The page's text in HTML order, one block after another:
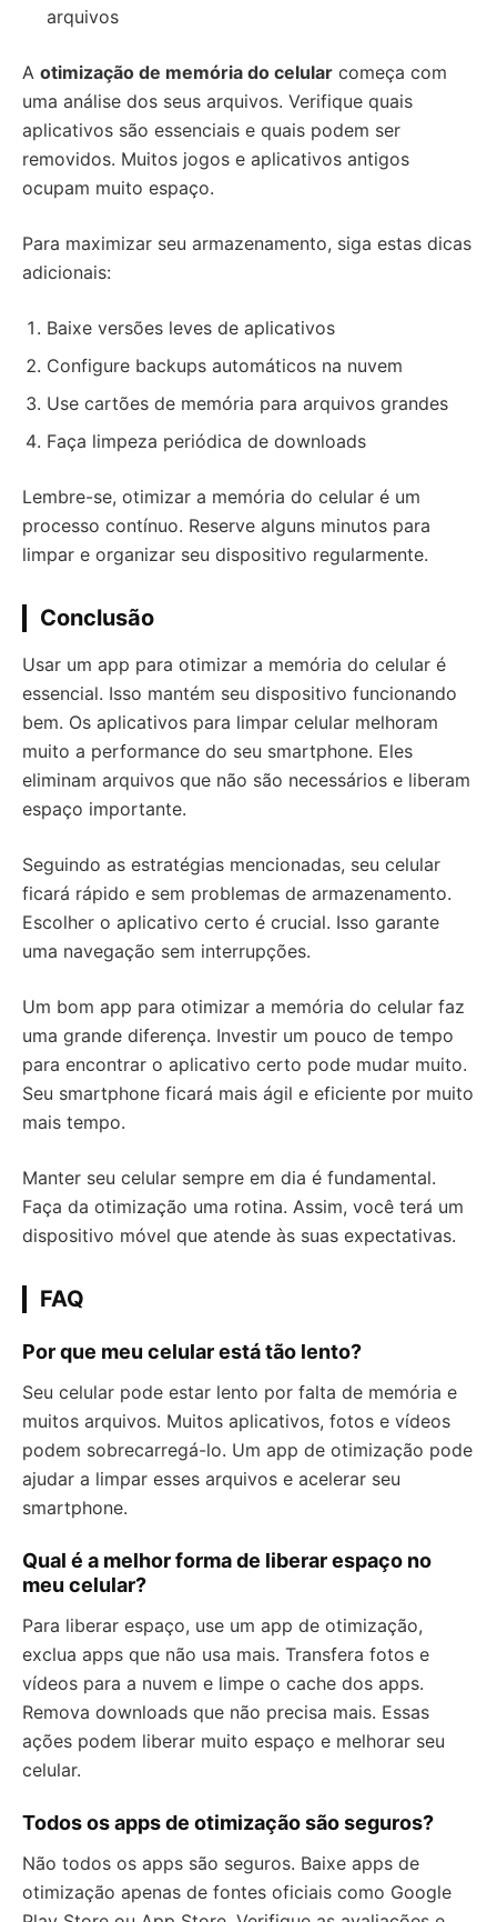
arquivos
A otimização de memória do celular começa com
uma análise dos seus arquivos. Verifique quais
aplicativos são essenciais e quais podem ser
removidos. Muitos jogos e aplicativos antigos
ocupam muito espaço.
Para maximizar seu armazenamento, siga estas dicas
adicionais:
Baixe versões leves de aplicativos
Configure backups automáticos na nuvem
Use cartões de memória para arquivos grandes
Faça limpeza periódica de downloads
Lembre-se, otimizar a memória do celular é um
processo contínuo. Reserve alguns minutos para
limpar e organizar seu dispositivo regularmente.
Conclusão
Usar um app para otimizar a memória do celular é
essencial. Isso mantém seu dispositivo funcionando
bem. Os aplicativos para limpar celular melhoram
muito a performance do seu smartphone. Eles
eliminam arquivos que não são necessários e liberam
espaço importante.
Seguindo as estratégias mencionadas, seu celular
ficará rápido e sem problemas de armazenamento.
Escolher o aplicativo certo é crucial. Isso garante
uma navegação sem interrupções.
Um bom app para otimizar a memória do celular faz
uma grande diferença. Investir um pouco de tempo
para encontrar o aplicativo certo pode mudar muito.
Seu smartphone ficará mais ágil e eficiente por muito
mais tempo.
Manter seu celular sempre em dia é fundamental.
Faça da otimização uma rotina. Assim, você terá um
dispositivo móvel que atende às suas expectativas.
FAQ
Por que meu celular está tão lento?
Seu celular pode estar lento por falta de memória e
muitos arquivos. Muitos aplicativos, fotos e vídeos
podem sobrecarregá-lo. Um app de otimização pode
ajudar a limpar esses arquivos e acelerar seu
smartphone.
Qual é a melhor forma de liberar espaço no
meu celular?
Para liberar espaço, use um app de otimização,
exclua apps que não usa mais. Transfera fotos e
vídeos para a nuvem e limpe o cache dos apps.
Remova downloads que não precisa mais. Essas
ações podem liberar muito espaço e melhorar seu
celular.
Todos os apps de otimização são seguros?
Não todos os apps são seguros. Baixe apps de
otimização apenas de fontes oficiais como Google